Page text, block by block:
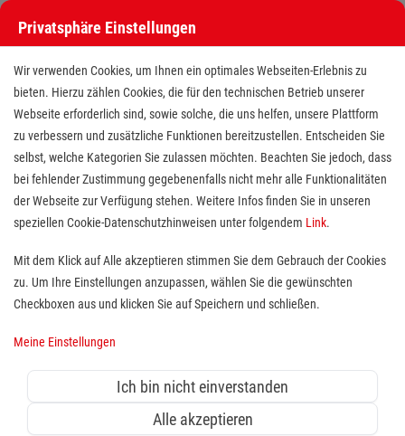
Pflegefachkraft / Altenpfleger
(m/w/d)
Standort(e):Hünxe
Dein berufliches Zuhause wartet
schon auf dich!
Das Malteserstift St. Barbara liegt inmitten der
idyllischen Mehrgenerationensiedlung
Privatsphäre Einstellungen
Wir verwenden Cookies, um Ihnen ein optimales Webseiten-Erlebnis zu
bieten. Hierzu zählen Cookies, die für den technischen Betrieb unserer
Webseite erforderlich sind, sowie solche, die uns helfen, unsere Plattform
zu verbessern und zusätzliche Funktionen bereitzustellen. Entscheiden Sie
selbst, welche Kategorien Sie zulassen möchten. Beachten Sie jedoch, dass
bei fehlender Zustimmung gegebenenfalls nicht mehr alle Funktionalitäten
der Webseite zur Verfügung stehen. Weitere Infos finden Sie in unseren
speziellen Cookie-Datenschutzhinweisen unter folgendem Link.
Mit dem Klick auf Alle akzeptieren stimmen Sie dem Gebrauch der Cookies
zu. Um Ihre Einstellungen anzupassen, wählen Sie die gewünschten
Checkboxen aus und klicken Sie auf Speichern und schließen.
Meine Einstellungen
Ich bin nicht einverstanden
Alle akzeptieren